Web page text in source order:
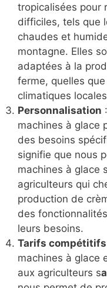
tropicalisées pour
difficiles, tels que
chaudes et
montagne. Elles
adaptées à la
ferme, quelles
climatiques
Personnalisation
machines à glace
des besoins
signifie que nous
machines à glace
agriculteurs qui
production de
des
leurs besoins.
Tarifs compétitifs
machines à glace
aux agriculteurs s